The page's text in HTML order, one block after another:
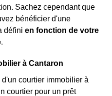
Sachez cependant que
bénéficier d'une
défini en fonction de votre
.
à Cantaron
courtier immobilier à
courtier pour un prêt